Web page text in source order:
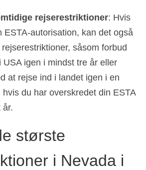
rejserestriktioner: Hvis
ESTA-autorisation, kan det også
såsom forbud
USA igen i mindst tre år eller
at rejse ind i landet igen i en
du har overskredet din ESTA
år.
største
i Nevada i